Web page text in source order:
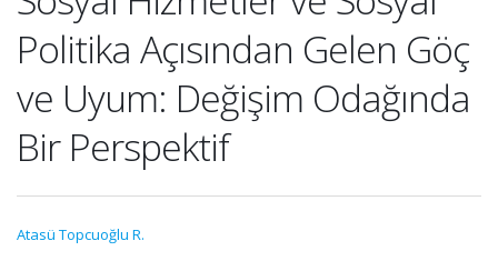
Politika Açısından Gelen Göç
ve Uyum: Değişim Odağında
Bir Perspektif
Atasü Topcuoğlu R.